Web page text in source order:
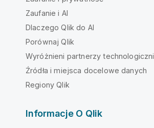
Zaufanie i AI
Dlaczego Qlik do AI
Porównaj Qlik
Wyróżnieni partnerzy technologiczni
Źródła i miejsca docelowe danych
Regiony Qlik
Informacje O Qlik